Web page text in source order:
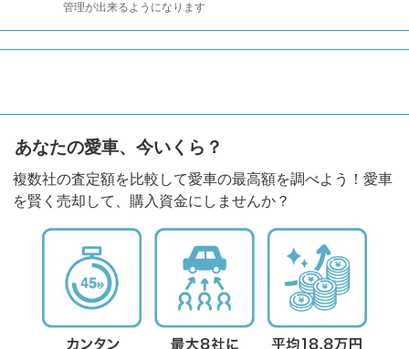
管理が出来るようになります
あなたの愛車、今いくら？
複数社の査定額を比較して愛車の最高額を調べよう！愛車
を賢く売却して、購入資金にしませんか？